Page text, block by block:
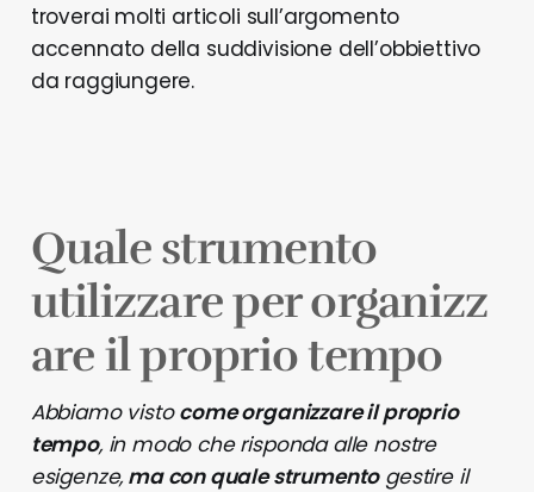
troverai molti articoli sull’argomento
accennato della suddivisione dell’obbiettivo
da raggiungere.
Quale strumento
utilizzare per organizz
are il proprio tempo
Abbiamo vistocome organizzare il proprio
tempo, in modo che risponda alle nostre
esigenze, ma con quale strumentogestire il